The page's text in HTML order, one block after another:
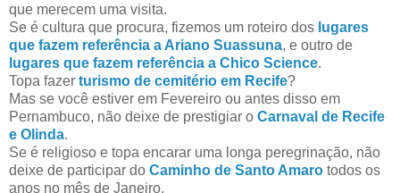
que merecem uma visita.
Se é cultura que procura, fizemos um roteiro dos lugares
que fazem referência a Ariano Suassuna, e outro de
lugares que fazem referência a Chico Science.
Topa fazer turismo de cemitério em Recife?
Mas se você estiver em Fevereiro ou antes disso em
Pernambuco, não deixe de prestigiar o Carnaval de Recife
e Olinda.
Se é religioso e topa encarar uma longa peregrinação, não
deixe de participar do Caminho de Santo Amaro todos os
anos no mês de Janeiro.